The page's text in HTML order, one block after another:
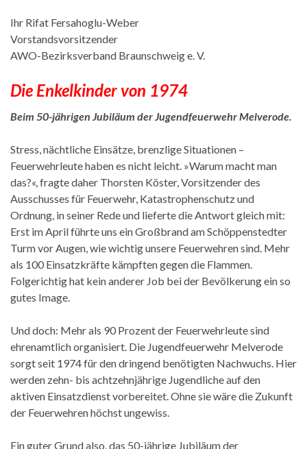
Ihr Rifat Fersahoglu-Weber
Vorstandsvorsitzender
AWO-Bezirksverband Braunschweig e. V.
Die Enkelkinder von 1974
Beim 50-jährigen Jubiläum der Jugendfeuerwehr Melverode.
Stress, nächtliche Einsätze, brenzlige Situationen –
Feuerwehrleute haben es nicht leicht. »Warum macht man
das?«, fragte daher Thorsten Köster, Vorsitzender des
Ausschusses für Feuerwehr, Katastrophenschutz und
Ordnung, in seiner Rede und lieferte die Antwort gleich mit:
Erst im April führte uns ein Großbrand am Schöppenstedter
Turm vor Augen, wie wichtig unsere Feuerwehren sind. Mehr
als 100 Einsatzkräfte kämpften gegen die Flammen.
Folgerichtig hat kein anderer Job bei der Bevölkerung ein so
gutes Image.
Und doch: Mehr als 90 Prozent der Feuerwehrleute sind
ehrenamtlich organisiert. Die Jugendfeuerwehr Melverode
sorgt seit 1974 für den dringend benötigten Nachwuchs. Hier
werden zehn- bis achtzehnjährige Jugendliche auf den
aktiven Einsatzdienst vorbereitet. Ohne sie wäre die Zukunft
der Feuerwehren höchst ungewiss.
Ein guter Grund also, das 50-jährige Jubiläum der